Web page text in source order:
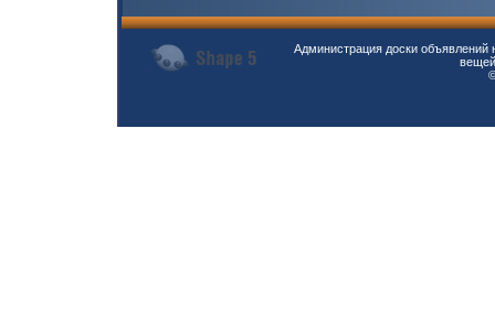
Администрация доски объявлений